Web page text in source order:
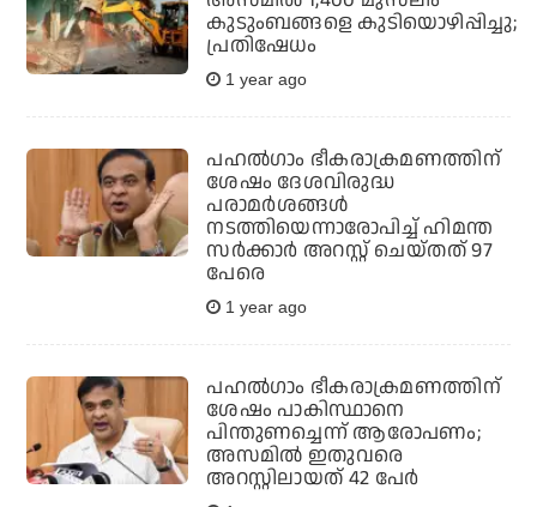
കുടുംബങ്ങളെ കുടിയൊഴിപ്പിച്ചു;
പ്രതിഷേധം
1 year ago
പഹൽഗാം ഭീകരാക്രമണത്തിന്
ശേഷം ദേശവിരുദ്ധ
പരാമർശങ്ങൾ
നടത്തിയെന്നാരോപിച്ച് ഹിമന്ത
സർക്കാർ അറസ്റ്റ് ചെയ്തത് 97
പേരെ
1 year ago
പഹൽഗാം ഭീകരാക്രമണത്തിന്
ശേഷം പാകിസ്ഥാനെ
പിന്തുണച്ചെന്ന് ആരോപണം;
അസമിൽ ഇതുവരെ
അറസ്റ്റിലായത് 42 പേർ